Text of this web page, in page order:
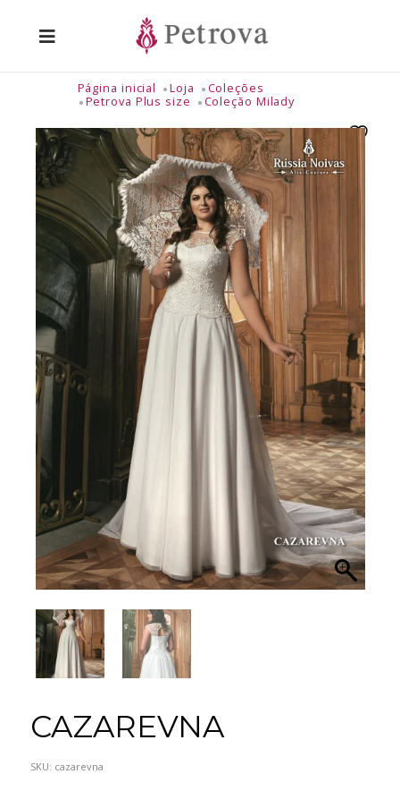
Página inicial Loja
Coleções
Petrova Plus size
Coleção Milady
CAZAREVNA
SKU: cazarevna